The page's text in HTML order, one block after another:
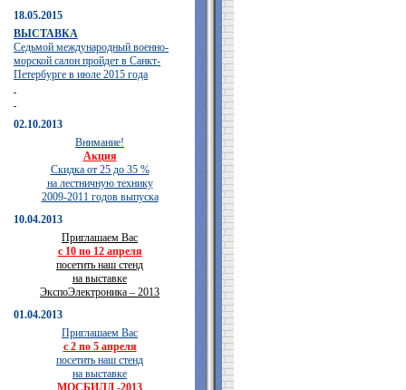
18.05.2015
ВЫСТАВКА
Седьмой международный военно-
морской салон пройдет в Санкт-
Петербурге в июле 2015 года
02.10.2013
Внимание!
Акция
Скидка от 25 до 35 %
на лестничную технику
2009-2011 годов выпуска
10.04.2013
Приглашаем Вас
с 10 по 12 апреля
посетить наш стенд
на выставке
ЭкспоЭлектроника – 2013
01.04.2013
Приглашаем Вас
с 2 по 5 апреля
посетить наш стенд
на выставке
МОСБИЛД -2013